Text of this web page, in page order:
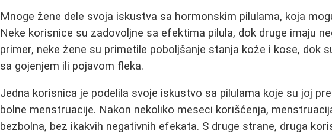
Mnoge žene dele svoja iskustva sa hormonskim pilulama, koja
Neke korisnice su zadovoljne sa efektima pilula, dok druge imaju
primer, neke žene su primetile poboljšanje stanja kože i kose, dok
sa gojenjem ili pojavom fleka.
Jedna korisnica je podelila svoje iskustvo sa pilulama koje su joj
bolne menstruacije. Nakon nekoliko meseci korišćenja,
bezbolna, bez ikakvih negativnih efekata. S druge strane, druga